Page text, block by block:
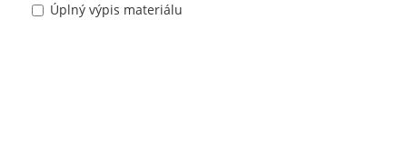
Úplný výpis materiálu